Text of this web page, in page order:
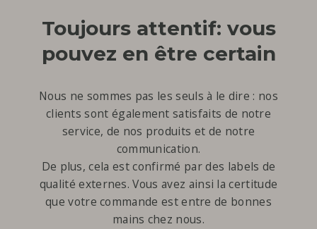
Toujours attentif: vous
pouvez en être certain
Nous ne sommes pas les seuls à le dire : nos
clients sont également satisfaits de notre
service, de nos produits et de notre
communication.
De plus, cela est confirmé par des labels de
qualité externes. Vous avez ainsi la certitude
que votre commande est entre de bonnes
mains chez nous.